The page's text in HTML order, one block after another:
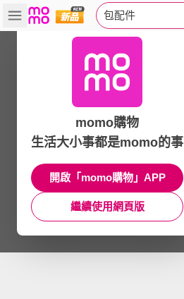
包配件
momo購物
生活大小事都是momo的事
開啟「momo購物」APP
繼續使用網頁版